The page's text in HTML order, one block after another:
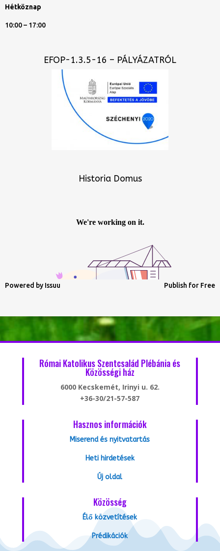
Hétköznap
10:00 – 17:00
EFOP-1.3.5-16 – PÁLYÁZATRÓL
Historia Domus
Powered by Issuu Publish for Free
Római Katolikus Szentcsalád Plébánia és
Közösségi ház
6000 Kecskemét, Irinyi u. 62.
+36-30/21-57-587
Hasznos információk
Miserend és nyitvatartás
Heti hirdetések
Új oldal
Közösség
Élő közvetítések
Prédikációk